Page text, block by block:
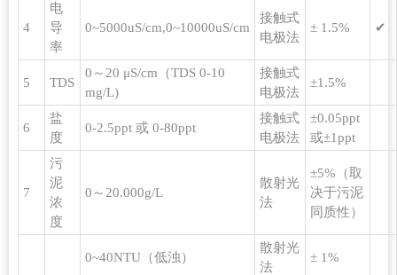
4
电
导
率
0~5000uS/cm,0~10000uS/cm
接触式
电极法
± 1.5% ✔
5 TDS
0～20 μS/cm（TDS 0-10
mg/L)
接触式
电极法
±1.5%
6
盐
度
0-2.5ppt 或 0-80ppt
接触式
电极法
±0.05ppt
或±1ppt
7
污
泥
浓
度
0～20.000g/L
散射光
法
±5%（取
决于污泥
同质性）
0~40NTU（低浊）
散射光
法
± 1%